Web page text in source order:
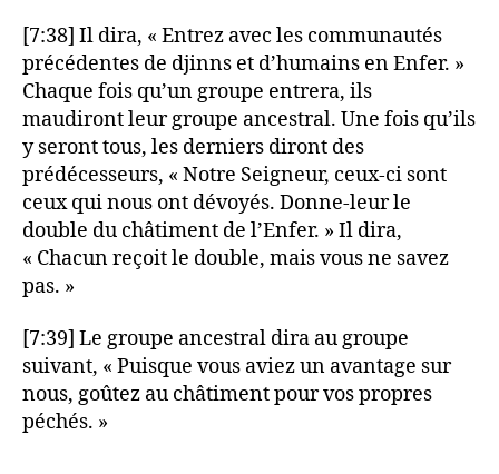
[7:38] Il dira, « Entrez avec les communautés
précédentes de djinns et d’humains en Enfer. »
Chaque fois qu’un groupe entrera, ils
maudiront leur groupe ancestral. Une fois qu’ils
y seront tous, les derniers diront des
prédécesseurs, « Notre Seigneur, ceux-ci sont
ceux qui nous ont dévoyés. Donne-leur le
double du châtiment de l’Enfer. » Il dira,
« Chacun reçoit le double, mais vous ne savez
pas. »
[7:39] Le groupe ancestral dira au groupe
suivant, « Puisque vous aviez un avantage sur
nous, goûtez au châtiment pour vos propres
péchés. »